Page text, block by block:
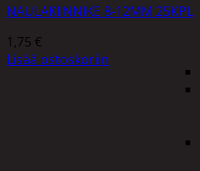
NAULAKIINNIKE 8-12MM 25KPL
1,75 €
Lisää ostoskoriin